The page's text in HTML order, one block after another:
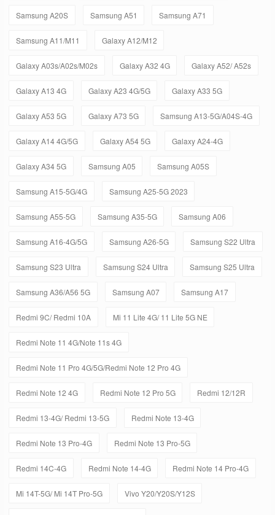
Samsung A20S Samsung A51 Samsung A71
Samsung A11/M11 Galaxy A12/M12
Galaxy A03s/A02s/M02s Galaxy A32 4G Galaxy A52/ A52s
Galaxy A13 4G Galaxy A23 4G/5G Galaxy A33 5G
Galaxy A53 5G Galaxy A73 5G Samsung A13-5G/A04S-4G
Galaxy A14 4G/5G Galaxy A54 5G Galaxy A24-4G
Galaxy A34 5G Samsung A05 Samsung A05S
Samsung A15-5G/4G Samsung A25-5G 2023
Samsung A55-5G Samsung A35-5G Samsung A06
Samsung A16-4G/5G Samsung A26-5G Samsung S22 Ultra
Samsung S23 Ultra Samsung S24 Ultra Samsung S25 Ultra
Samsung A36/A56 5G Samsung A07 Samsung A17
Redmi 9C/ Redmi 10A Mi 11 Lite 4G/ 11 Lite 5G NE
Redmi Note 11 4G/Note 11s 4G
Redmi Note 11 Pro 4G/5G/Redmi Note 12 Pro 4G
Redmi Note 12 4G Redmi Note 12 Pro 5G Redmi 12/12R
Redmi 13-4G/ Redmi 13-5G Redmi Note 13-4G
Redmi Note 13 Pro-4G Redmi Note 13 Pro-5G
Redmi 14C-4G Redmi Note 14-4G Redmi Note 14 Pro-4G
Mi 14T-5G/ Mi 14T Pro-5G Vivo Y20/Y20S/Y12S